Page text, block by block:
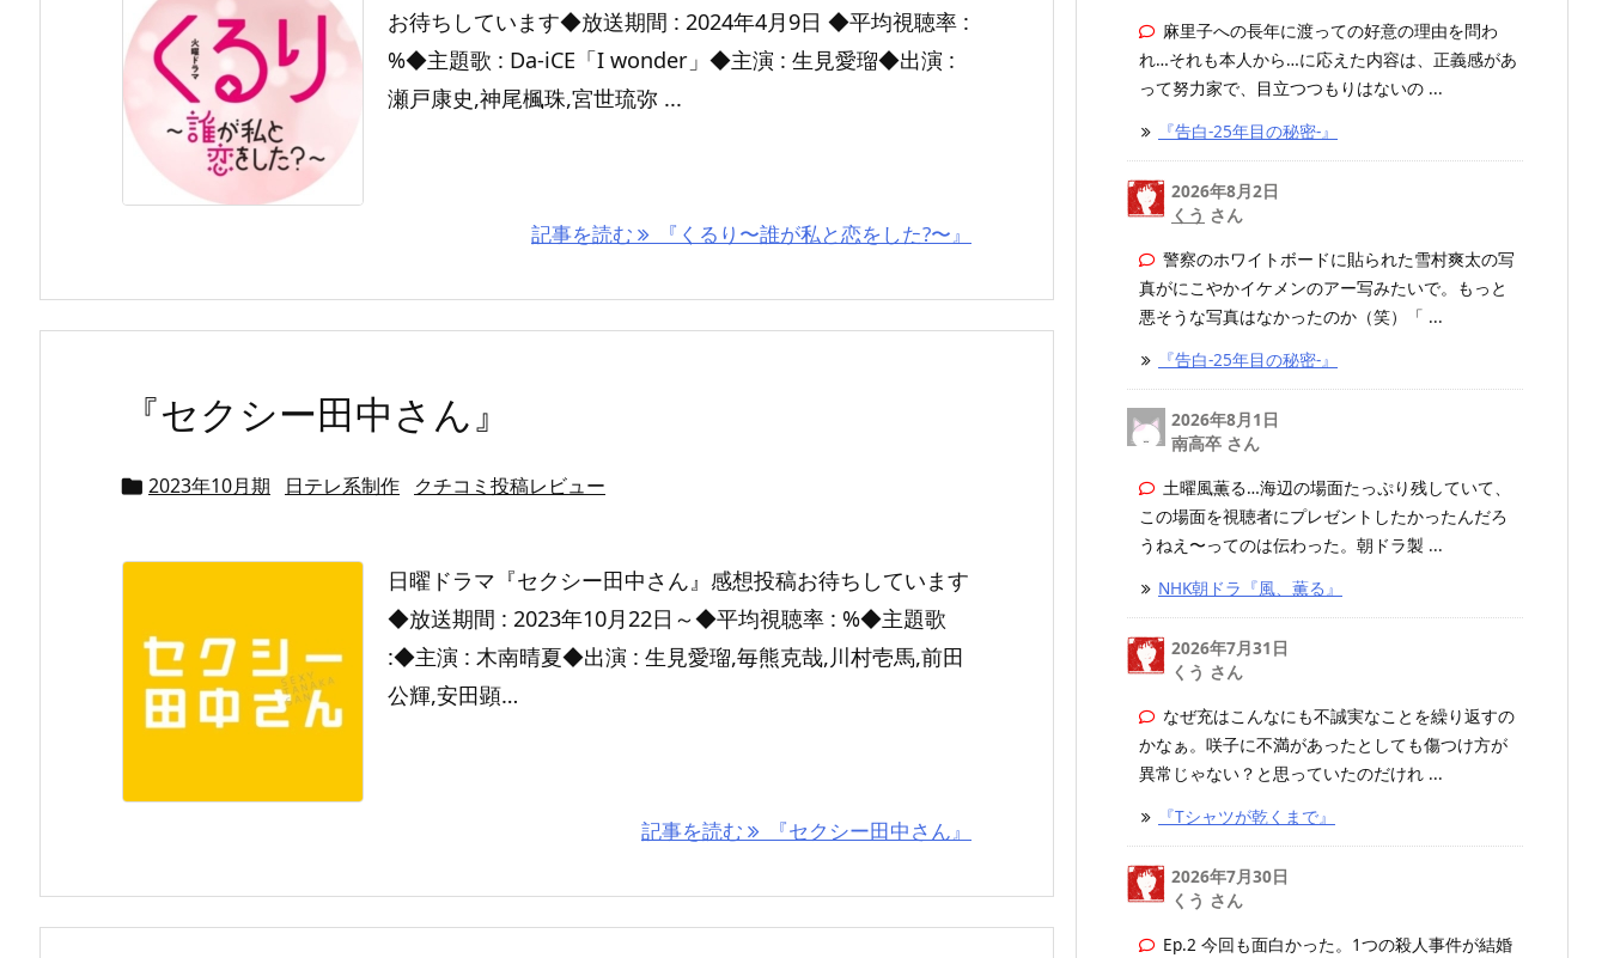
お待ちしています◆放送期間 : 2024年4月9日 ◆平均視聴率 :
%◆主題歌 : Da-iCE「I wonder」◆主演 : 生見愛瑠◆出演 :
瀬戸康史,神尾楓珠,宮世琉弥 ...
記事を読む 『くるり〜誰が私と恋をした?〜』
『セクシー田中さん』
 2023年10月期 日テレ系制作 クチコミ投稿レビュー
日曜ドラマ『セクシー田中さん』感想投稿お待ちしています
◆放送期間 : 2023年10月22日～◆平均視聴率 : %◆主題歌
:◆主演 : 木南晴夏◆出演 : 生見愛瑠,毎熊克哉,川村壱馬,前田
公輝,安田顕…
記事を読む 『セクシー田中さん』
麻里子への長年に渡っての好意の理由を問わ
れ…それも本人から…に応えた内容は、正義感があ
って努力家で、目立つつもりはないの ...
『告白-25年目の秘密-』
2026年8月2日
くう さん
警察のホワイトボードに貼られた雪村爽太の写
真がにこやかイケメンのアー写みたいで。もっと
悪そうな写真はなかったのか（笑）「 ...
『告白-25年目の秘密-』
2026年8月1日
南高卒 さん
土曜風薫る…海辺の場面たっぷり残していて、
この場面を視聴者にプレゼントしたかったんだろ
うねえ〜ってのは伝わった。朝ドラ製 ...
NHK朝ドラ『風、薫る』
2026年7月31日
くう さん
なぜ充はこんなにも不誠実なことを繰り返すの
かなぁ。咲子に不満があったとしても傷つけ方が
異常じゃない？と思っていたのだけれ ...
『Tシャツが乾くまで』
2026年7月30日
くう さん
Ep.2 今回も面白かった。1つの殺人事件が結婚